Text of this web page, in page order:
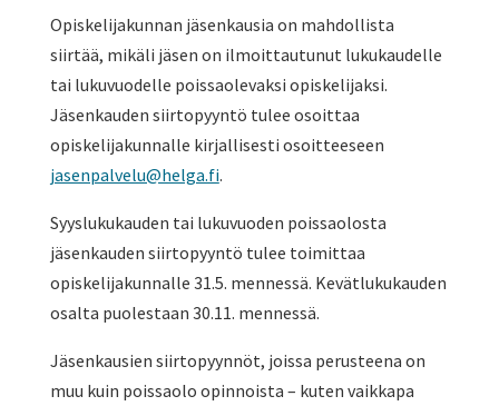
Opiskelijakunnan jäsenkausia on mahdollista
siirtää, mikäli jäsen on ilmoittautunut lukukaudelle
tai lukuvuodelle poissaolevaksi opiskelijaksi.
Jäsenkauden siirtopyyntö tulee osoittaa
opiskelijakunnalle kirjallisesti osoitteeseen
jasenpalvelu@helga.fi.
Syyslukukauden tai lukuvuoden poissaolosta
jäsenkauden siirtopyyntö tulee toimittaa
opiskelijakunnalle 31.5. mennessä. Kevätlukukauden
osalta puolestaan 30.11. mennessä.
Jäsenkausien siirtopyynnöt, joissa perusteena on
muu kuin poissaolo opinnoista – kuten vaikkapa